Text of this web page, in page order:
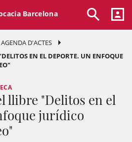
Barcelona
AGENDA D'ACTES
EN EL DEPORTE. UN ENFOQUE
llibre "Delitos en el
jurídico